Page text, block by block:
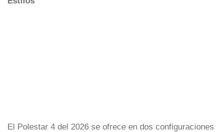
El Polestar 4 del 2026 se ofrece en dos configuraciones